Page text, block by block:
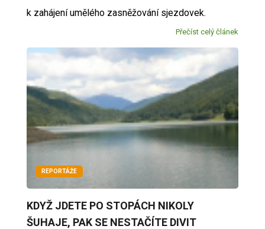
k zahájení umělého zasněžování sjezdovek.
Přečíst celý článek
REPORTÁŽE
KDYŽ JDETE PO STOPÁCH NIKOLY
ŠUHAJE, PAK SE NESTAČÍTE DIVIT